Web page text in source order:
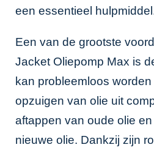
een essentieel
Een van de grootste
Jacket Oliepomp Max is
kan probleemloos
opzuigen van olie uit
aftappen van oude olie
nieuwe olie. Dankzij zijn